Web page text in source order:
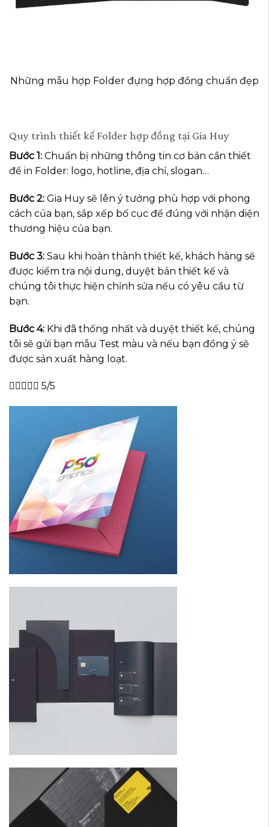
Những mẫu hợp Folder đựng hợp đồng chuẩn đẹp
Quy trình thiết kế Folder hợp đồng tại Gia Huy
Bước 1: Chuẩn bị những thông tin cơ bản cần thiết
để in Folder: logo, hotline, địa chỉ, slogan…
Bước 2: Gia Huy sẽ lên ý tưởng phù hợp với phong
cách của bạn, sắp xếp bố cục để đúng với nhận diện
thương hiệu của bạn.
Bước 3: Sau khi hoàn thành thiết kế, khách hàng sẽ
được kiểm tra nội dung, duyệt bản thiết kế và
chúng tôi thực hiện chỉnh sửa nếu có yêu cầu từ
bạn.
Bước 4: Khi đã thống nhất và duyệt thiết kế, chúng
tôi sẽ gửi bạn mẫu Test màu và nếu bạn đồng ý sẽ
được sản xuất hàng loạt.
     5/5